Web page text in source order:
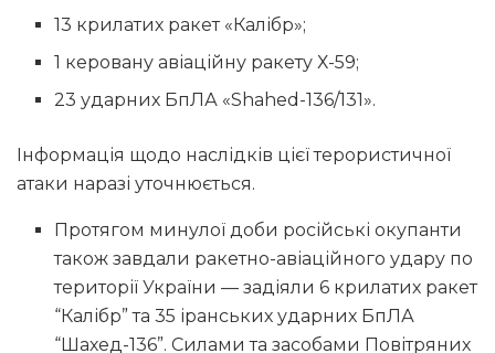
13 крилатих ракет «Калібр»;
1 керовану авіаційну ракету Х-59;
23 ударних БпЛА «Shahed-136/131».
Інформація щодо наслідків цієї терористичної
атаки наразі уточнюється.
Протягом минулої доби російські окупанти
також завдали ракетно-авіаційного удару по
території України — задіяли 6 крилатих ракет
“Калібр” та 35 іранських ударних БпЛА
“Шахед-136”. Силами та засобами Повітряних